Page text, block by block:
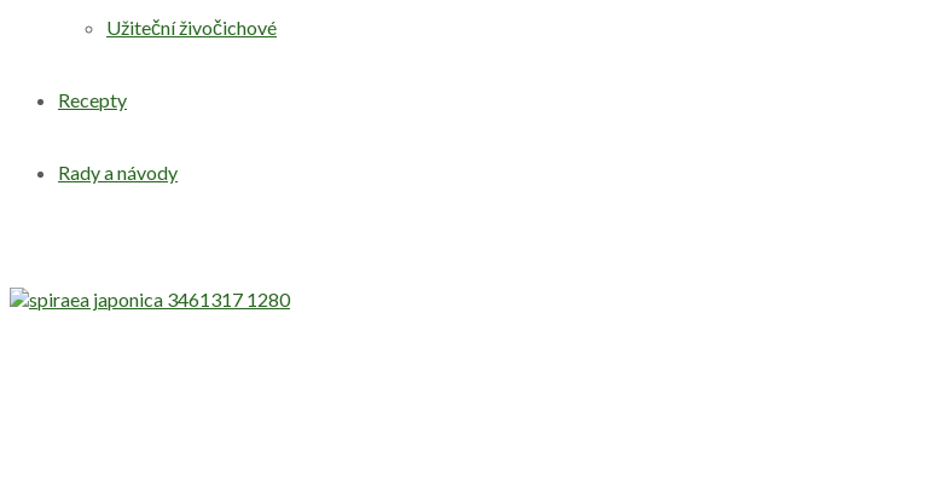
Užiteční živočichové
Recepty
Rady a návody